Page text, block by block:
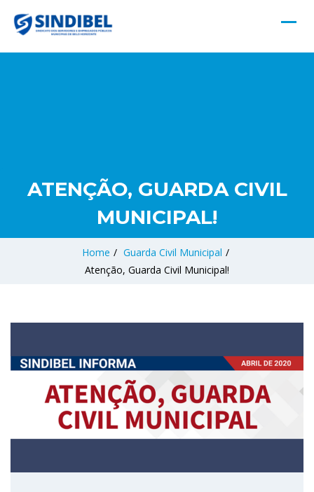
ATENÇÃO, GUARDA CIVIL
MUNICIPAL!
Home / Guarda Civil Municipal /
Atenção, Guarda Civil Municipal!